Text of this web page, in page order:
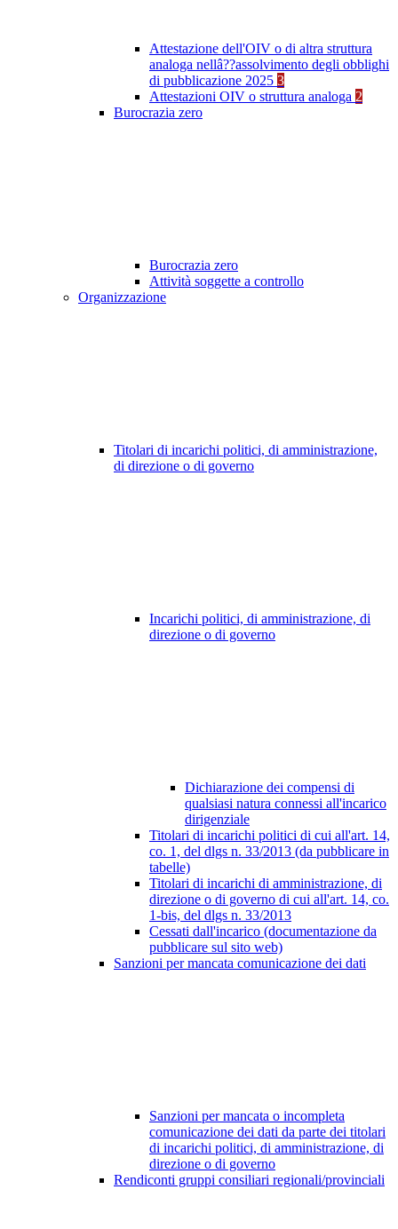
Attestazione dell'OIV o di altra struttura
analoga nellâ??assolvimento degli obblighi
di pubblicazione 2025 3
Attestazioni OIV o struttura analoga 2
Burocrazia zero
Burocrazia zero
Attività soggette a controllo
Organizzazione
Titolari di incarichi politici, di amministrazione,
di direzione o di governo
Incarichi politici, di amministrazione, di
direzione o di governo
Dichiarazione dei compensi di
qualsiasi natura connessi all'incarico
dirigenziale
Titolari di incarichi politici di cui all'art. 14,
co. 1, del dlgs n. 33/2013 (da pubblicare in
tabelle)
Titolari di incarichi di amministrazione, di
direzione o di governo di cui all'art. 14, co.
1-bis, del dlgs n. 33/2013
Cessati dall'incarico (documentazione da
pubblicare sul sito web)
Sanzioni per mancata comunicazione dei dati
Sanzioni per mancata o incompleta
comunicazione dei dati da parte dei titolari
di incarichi politici, di amministrazione, di
direzione o di governo
Rendiconti gruppi consiliari regionali/provinciali